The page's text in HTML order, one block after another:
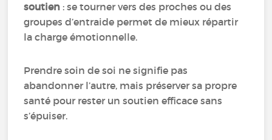
soutien : se tourner vers des proches ou des
groupes d’entraide permet de mieux répartir
la charge émotionnelle.
Prendre soin de soi ne signifie pas
abandonner l’autre, mais préserver sa propre
santé pour rester un soutien efficace sans
s’épuiser.